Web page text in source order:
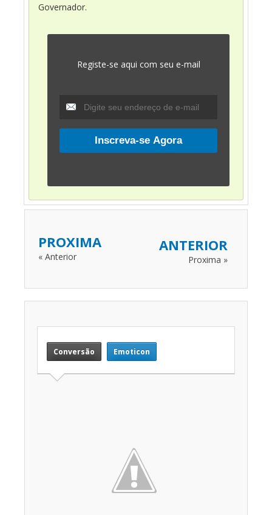
Governador.
Registe-se aqui com seu e-mail
PROXIMA
« Anterior
ANTERIOR
Proxima »
Conversão Emoticon